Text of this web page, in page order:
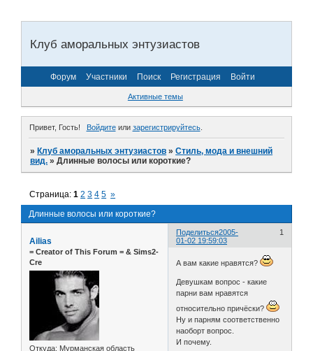
Клуб аморальных энтузиастов
Форум Участники Поиск Регистрация Войти
Активные темы
Привет, Гость! Войдитеили зарегистрируйтесь.
»Клуб аморальных энтузиастов »Стиль, мода и внешний
вид. »Длинные волосы или короткие?
Длинные волосы или короткие?
Страница:1 2 3 4 5 »
Поделиться 1
2005-
01-02 19:59:03
Ailias
= Сreator of This Forum = & Sims2-
Cre
Откуда: Мурманская область
А вам какие нравятся?
Девушкам вопрос - какие
парни вам нравятся
относительно причёски?
Ну и парням соответственно
наоборт вопрос.
И почему.